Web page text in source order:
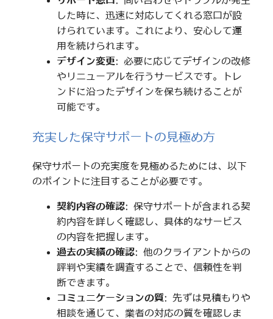
した時に、迅速に対応してくれる窓口が設
けられています。これにより、安心して運
用を続けられます。
デザイン変更: 必要に応じてデザインの改修
やリニューアルを行うサービスです。トレ
ンドに沿ったデザインを保ち続けることが
可能です。
充実した保守サポートの見極め方
保守サポートの充実度を見極めるためには、以下
のポイントに注目することが必要です。
契約内容の確認: 保守サポートが含まれる契
約内容を詳しく確認し、具体的なサービス
の内容を把握します。
過去の実績の確認: 他のクライアントからの
評判や実績を調査することで、信頼性を判
断できます。
コミュニケーションの質: 先ずは見積もりや
相談を通じて、業者の対応の質を確認しま